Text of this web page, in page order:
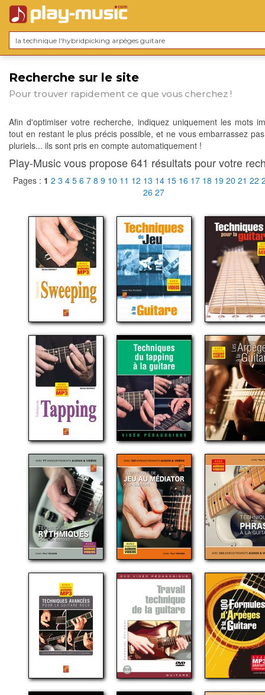
Recherche sur le site
Pour trouver rapidement ce que vous cherchez !
Afin d'optimiser votre recherche, indiquez uniquement les mots
tout en restant le plus précis possible, et ne vous embarrassez
pluriels... ils sont pris en compte automatiquement !
Play-Music vous propose 641 résultats pour votre
Pages : 1 2 3 4 5 6 7 8 9 10 11 12 13 14 15 16 17 18 19 20 21 22
26 27